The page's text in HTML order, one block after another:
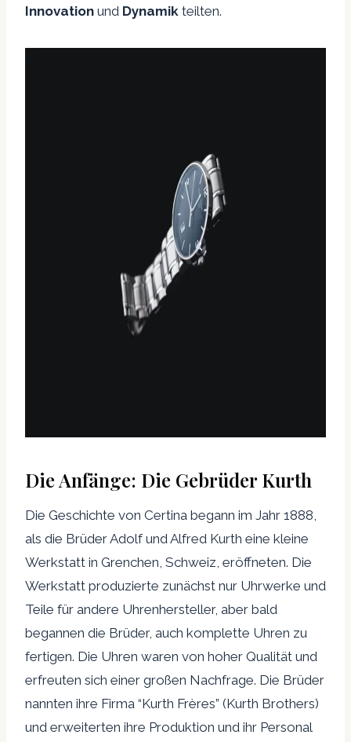
Innovation und Dynamik teilten.
Die Anfänge: Die Gebrüder Kurth
Die Geschichte von Certina begann im Jahr 1888,
als die Brüder Adolf und Alfred Kurth eine kleine
Werkstatt in Grenchen, Schweiz, eröffneten. Die
Werkstatt produzierte zunächst nur Uhrwerke und
Teile für andere Uhrenhersteller, aber bald
begannen die Brüder, auch komplette Uhren zu
fertigen. Die Uhren waren von hoher Qualität und
erfreuten sich einer großen Nachfrage. Die Brüder
nannten ihre Firma “Kurth Frères” (Kurth Brothers)
und erweiterten ihre Produktion und ihr Personal